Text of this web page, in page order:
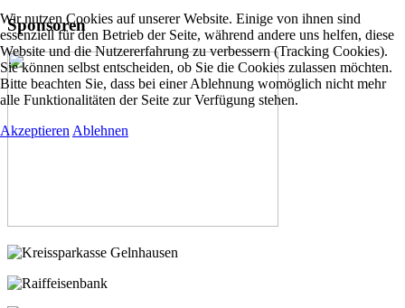
Sponsoren
Wir nutzen Cookies auf unserer Website. Einige von ihnen sind
essenziell für den Betrieb der Seite, während andere uns helfen, diese
Website und die Nutzererfahrung zu verbessern (Tracking Cookies).
Sie können selbst entscheiden, ob Sie die Cookies zulassen möchten.
Bitte beachten Sie, dass bei einer Ablehnung womöglich nicht mehr
alle Funktionalitäten der Seite zur Verfügung stehen.
Akzeptieren Ablehnen